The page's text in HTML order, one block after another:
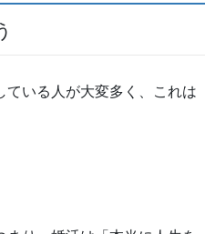
いる人が大変多く、これは